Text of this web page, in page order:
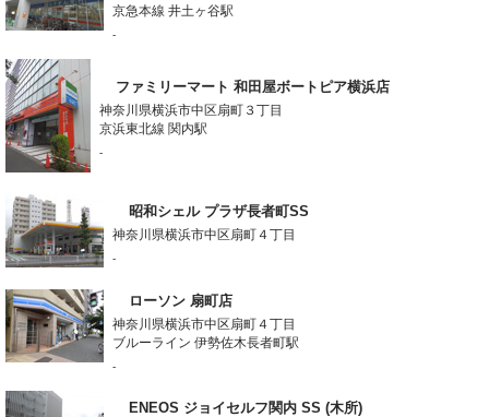
京急本線 井土ヶ谷駅
-
ファミリーマート 和田屋ボートピア横浜店
神奈川県横浜市中区扇町３丁目
京浜東北線 関内駅
-
昭和シェル プラザ長者町SS
神奈川県横浜市中区扇町４丁目
-
ローソン 扇町店
神奈川県横浜市中区扇町４丁目
ブルーライン 伊勢佐木長者町駅
-
ENEOS ジョイセルフ関内 SS (木所)